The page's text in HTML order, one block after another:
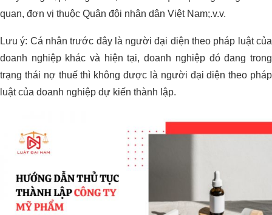
quan, đơn vị thuộc Quân đội nhân dân Việt Nam;.v.v.
Lưu ý: Cá nhân trước đây là người đại diện theo pháp luật của
doanh nghiệp khác và hiện tại, doanh nghiệp đó đang trong
trạng thái nợ thuế thì không được là người đại diện theo pháp
luật của doanh nghiệp dự kiến thành lập.